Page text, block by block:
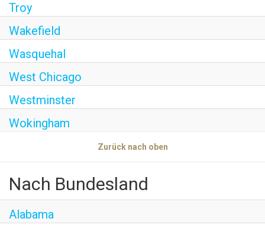
Troy
Wakefield
Wasquehal
West Chicago
Westminster
Wokingham
Zurück nach oben
Nach Bundesland
Alabama